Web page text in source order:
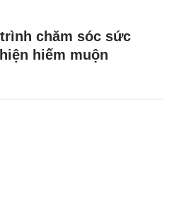
chăm sóc sức
hiếm muộn